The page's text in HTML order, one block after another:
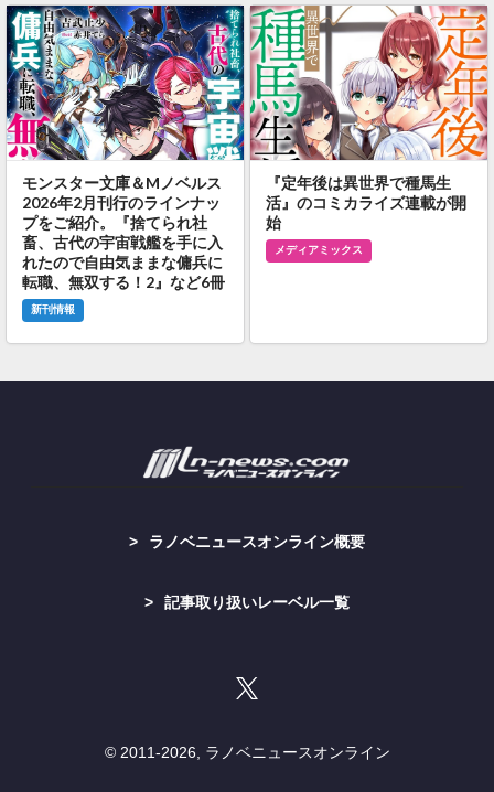
モンスター文庫＆Mノベルス
2026年2月刊行のラインナッ
プをご紹介。『捨てられ社
畜、古代の宇宙戦艦を手に入
れたので自由気ままな傭兵に
転職、無双する！2』など6冊
新刊情報
『定年後は異世界で種馬生
活』のコミカライズ連載が開
始
メディアミックス
ラノベニュースオンライン概要
記事取り扱いレーベル一覧
© 2011-2026, ラノベニュースオンライン